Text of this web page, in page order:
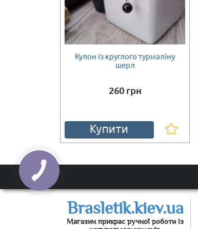
Кулон із круглого турмаліну
шерл
260 грн
Купити
Є в наявності
Brasletik.kiev.ua
Магазин прикрас ручної роботи із